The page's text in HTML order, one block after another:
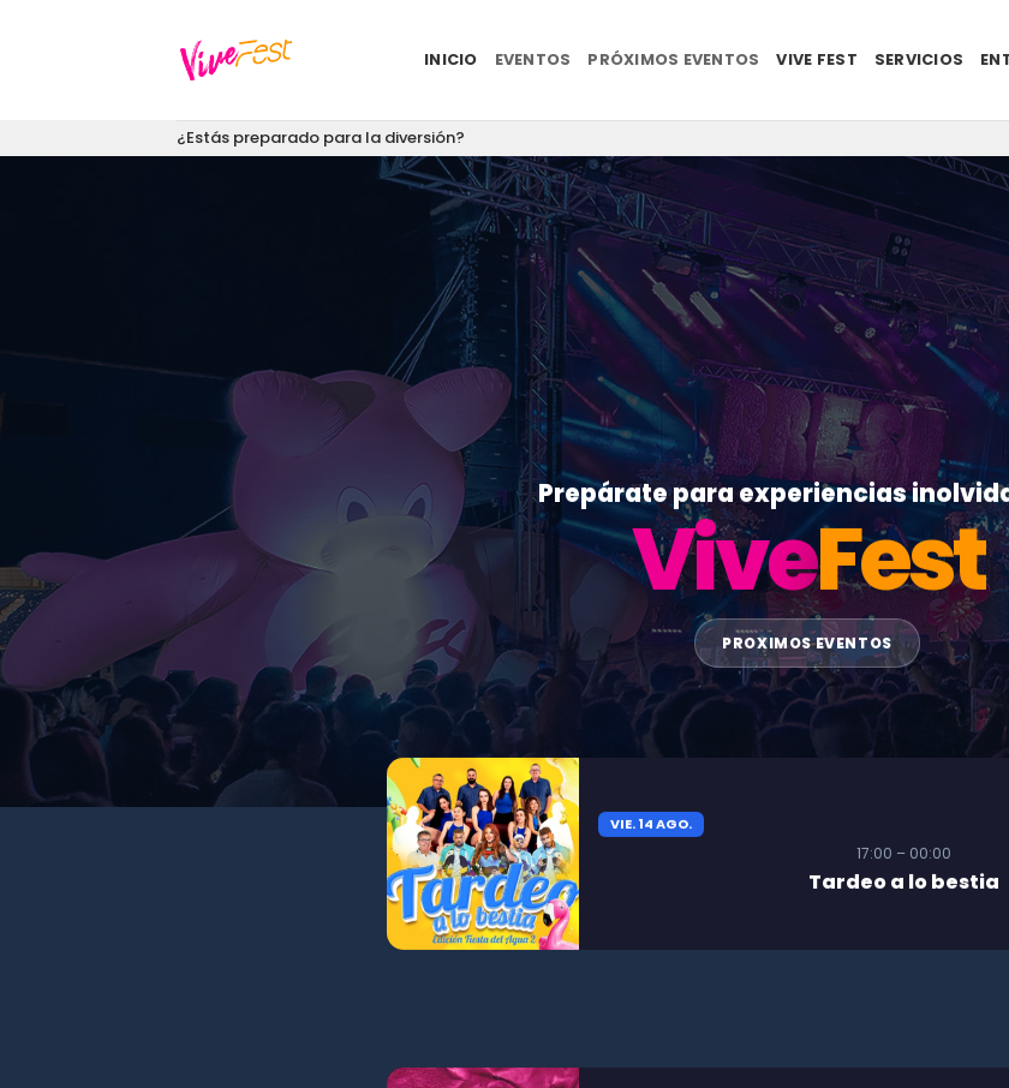
INICIO EVENTOS PRÓXIMOS EVENTOS VIVE FEST SERVICIOS
¿Estás preparado para la diversión?
Prepárate para experiencias
ViveFest
PROXIMOS EVENTOS
VIE. 14 AGO.
17:00 – 00:00
Tardeo a lo bestia